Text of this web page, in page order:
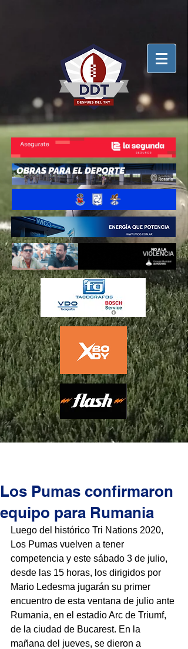
Los Pumas confirmaron
equipo para Rumania
Luego del histórico Tri Nations 2020,
Los Pumas vuelven a tener
competencia y este sábado 3 de julio,
desde las 15 horas, los dirigidos por
Mario Ledesma jugarán su primer
encuentro de esta ventana de julio ante
Rumania, en el estadio Arc de Triumf,
de la ciudad de Bucarest. En la
mañana del jueves, se dieron a